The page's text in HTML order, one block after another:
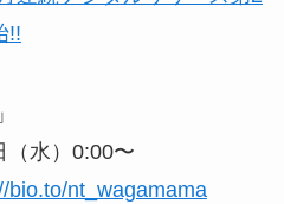
水）0:00〜
bio.to/nt_wagamama